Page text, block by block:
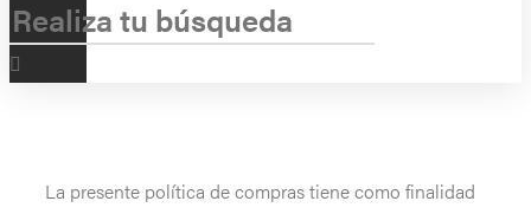
La presente política de compras tiene como finalidad